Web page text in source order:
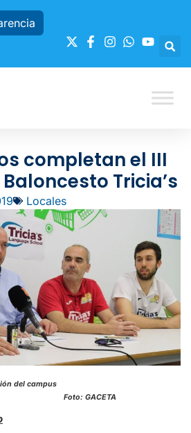
completan el III
Tricia’s
Locales
presentación del campus
GACETA